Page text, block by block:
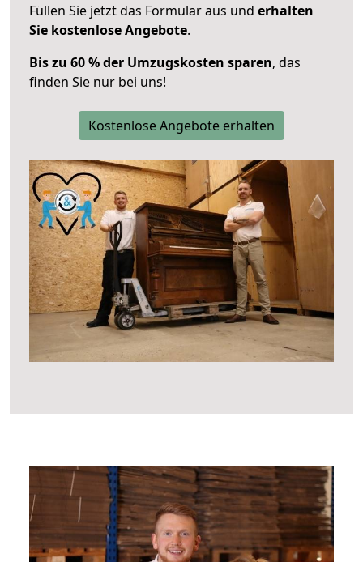
Füllen Sie jetzt das Formular aus und erhalten
Sie kostenlose Angebote.
Bis zu 60 % der Umzugskosten sparen, das
finden Sie nur bei uns!
Kostenlose Angebote erhalten